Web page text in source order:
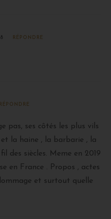
RÉPONDRE
RÉPONDRE
pas, ses côtés les plus vils
la haine , la barbarie , la
des siècles. Meme en 2019
en France . Propos , actes
et surtout quelle